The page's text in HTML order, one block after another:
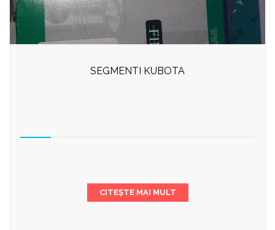
SEGMENTI KUBOTA
CITEȘTE MAI MULT